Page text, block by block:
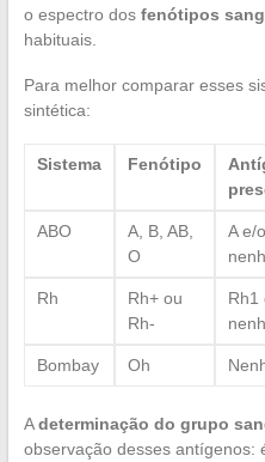
o espectro dos fenótipos
habituais.
Para melhor comparar esses
sintética:
Sistema Fenótipo
ABO
A, B, AB,
O
A e/
Rh
Rh+ ou
Rh-
Rh1
Bombay Oh
Adeterminação do grupo
observação desses antígenos: